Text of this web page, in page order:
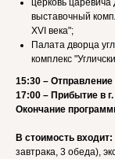
церковь
выставочный
XVI века";
Палата дворца
комплекс
15:30 – Отправление
17:00 – Прибытие в
Окончание
В стоимость входит:
завтрака, 3 обеда),